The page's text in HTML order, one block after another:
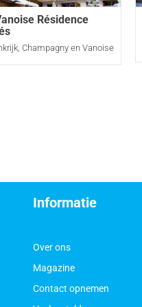
Résidence
, Champagny en Vanoise
Informatie
Over ons
Magazine
Contact opnemen